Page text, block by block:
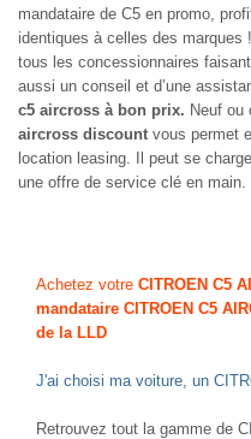
mandataire de C5 en promo,
identiques à celles des
tous les concessionnaires
aussi un conseil et d’une
c5 aircross à bon prix. Neuf ou
aircross discount vous permet
location leasing. Il peut se
une offre de service clé en main.
Achetez votre CITROEN C5
mandataire CITROEN C5
de la LLD
J'ai choisi ma voiture, un
Retrouvez tout la gamme de